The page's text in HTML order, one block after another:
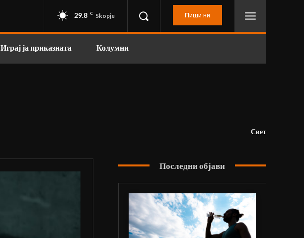
29.8 C Skopje Пиши ни
Играј ја приказната Колумни
Свет
Последни објави